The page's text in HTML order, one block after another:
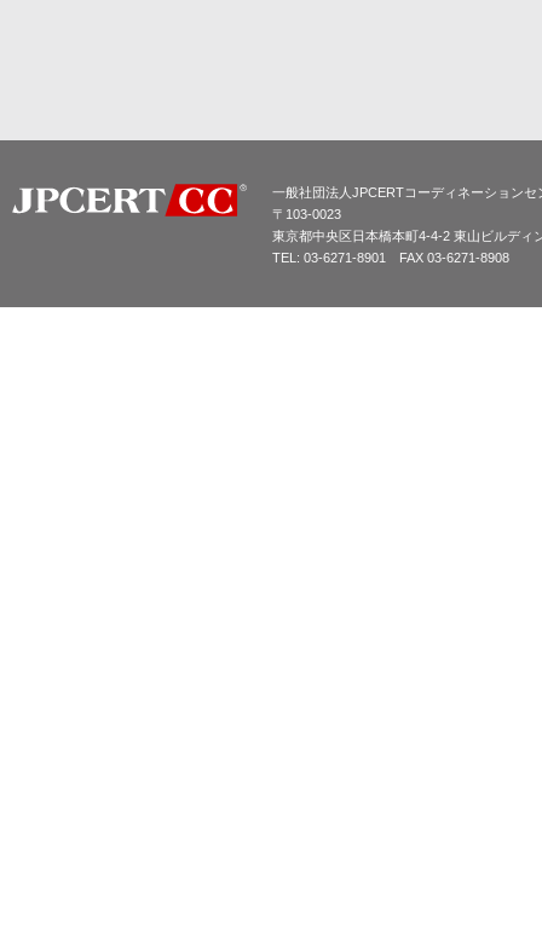
一般社団法人JPCERTコーディネーションセ
〒103-0023
東京都中央区日本橋本町4-4-2 東山ビルディ
TEL: 03-6271-8901 FAX 03-6271-8908